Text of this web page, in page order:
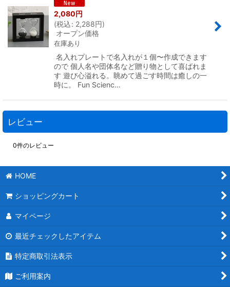
2,080円
(税込: 2,288円)
オープン価格
在庫あり
名入れプレートで名入れが１個〜作成できます
ので 個人名や団体名など贈り物として喜ばれま
す 遊び心溢れる。眺めて過ごす時間は癒しの一
時に。 Fun Scienc…
レビュー
0件のレビュー
HOME
ショッピングカート
マイページ
最近チェックしたアイテム
特定商取引法表示
ご利用案内